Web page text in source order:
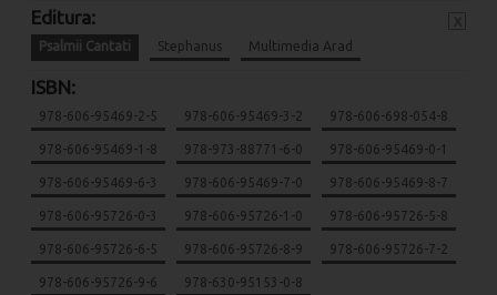
Editura:
Psalmii Cantati Stephanus Multimedia Arad
ISBN:
978-606-95469-2-5 978-606-95469-3-2 978-606-698-054-8
978-606-95469-1-8 978-973-88771-6-0 978-606-95469-0-1
978-606-95469-6-3 978-606-95469-7-0 978-606-95469-8-7
978-606-95726-0-3 978-606-95726-1-0 978-606-95726-5-8
978-606-95726-6-5 978-606-95726-8-9 978-606-95726-7-2
978-606-95726-9-6 978-630-95153-0-8